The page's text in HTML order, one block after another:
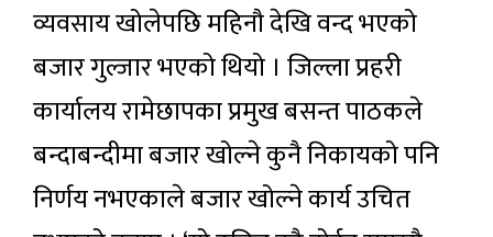
व्यवसाय खोलेपछि महिनौ देखि वन्द भएको
बजार गुल्जार भएको थियो । जिल्ला प्रहरी
कार्यालय रामेछापका प्रमुख बसन्त पाठकले
बन्दाबन्दीमा बजार खोल्ने कुनै निकायको पनि
निर्णय नभएकाले बजार खोल्ने कार्य उचित